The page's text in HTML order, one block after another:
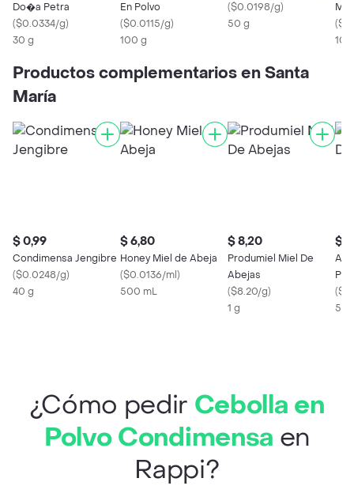
Do�a Petra
($0.0334/g)
30 g
En Polvo
($0.0115/g)
100 g
($0.0198/g)
50 g
(
Productos complementarios en Santa
María
$ 0,99
Condimensa Jengibre
($0.0248/g)
40 g
$ 6,80
Honey Miel de Abeja
($0.0136/ml)
500 mL
$ 8,20
Produmiel Miel De
Abejas
($8.20/g)
1 g
$
Ajo
(
50
¿Cómo pedir Cebolla en
Polvo Condimensa en
Rappi?